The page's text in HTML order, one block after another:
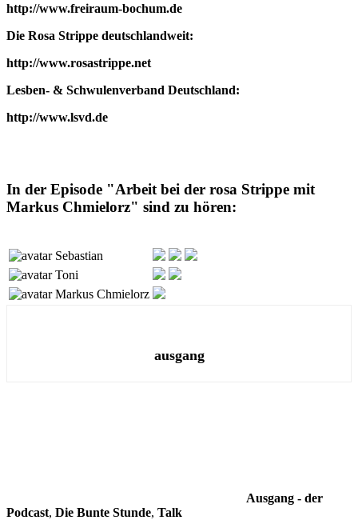
http://www.freiraum-bochum.de
Die Rosa Strippe deutschlandweit:
http://www.rosastrippe.net
Lesben- & Schwulenverband Deutschland:
http://www.lsvd.de
In der Episode "Arbeit bei der rosa Strippe mit
Markus Chmielorz" sind zu hören:
Sebastian
Toni
Markus Chmielorz
ausgang
Ausgang - der
Podcast, Die Bunte Stunde, Talk